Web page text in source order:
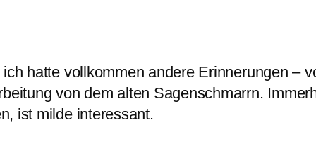
hatte vollkommen andere Erinnerungen –
von dem alten Sagenschmarrn.
ist milde interessant.